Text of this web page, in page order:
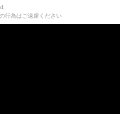
行為はご遠慮ください